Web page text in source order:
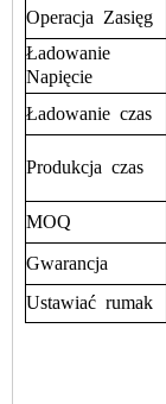
Operacja Zasięg
Ładowanie
Napięcie
Ładowanie czas
Produkcja czas
MOQ
Gwarancja
Ustawiać rumak